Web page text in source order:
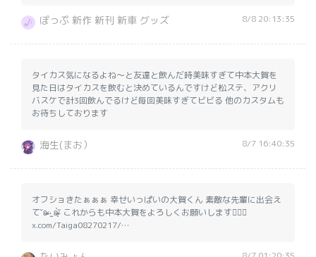
ぽっぷ 新作 新刊 新車 グッズ 8/8 20:13:35
タイカス気になるよね〜と友達と飲んだ時美味すぎて中本大賀を
見た日はタイカスを飲むと決めているんですけど松ステ、アクリ
バスケで計3回飲んでるけど毎回美味すぎてビビる 他のカスタムも
お待ちしております
海生(まお） 8/7 16:40:35
オフショきたぁぁぁ 幸せいっぱいの大賀くん 素敵な先輩に出会え
て˘ʚ̴̶̷ ‧̫ ʚ̴̶̷̥̀˘︎ これからも中本大賀をよろしくお願いします🙇🏻‍♀️
x.com/Taiga08270217/…